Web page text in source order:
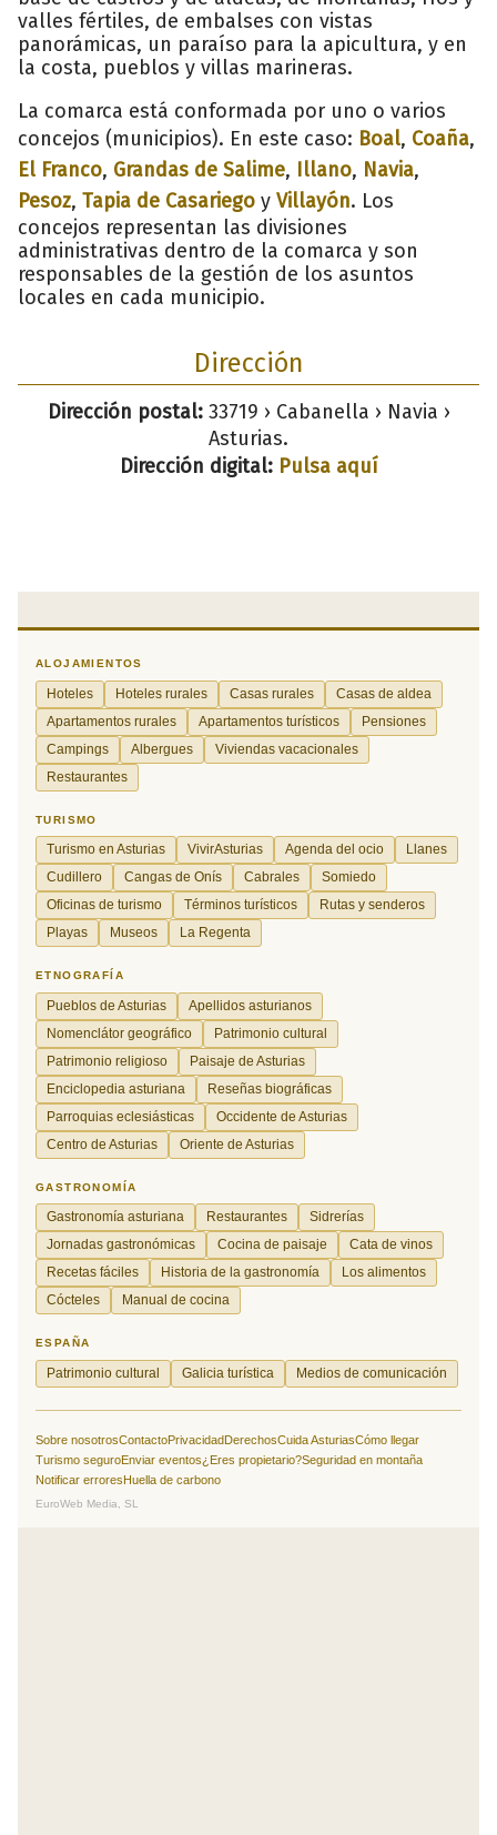
valles fértiles, de embalses con vistas
panorámicas, un paraíso para la apicultura, y en
la costa, pueblos y villas marineras.
La comarca está conformada por uno o varios
concejos (municipios). En este caso: Boal, Coaña,
El Franco, Grandas de Salime, Illano, Navia,
Pesoz, Tapia de Casariego y Villayón. Los
concejos representan las divisiones
administrativas dentro de la comarca y son
responsables de la gestión de los asuntos
locales en cada municipio.
Dirección
Dirección postal:33719 › Cabanella › Navia ›
Asturias.
Dirección digital: Pulsa aquí